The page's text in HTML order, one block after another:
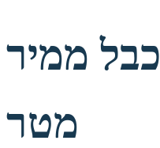
כבל ממיר HDMI ל-VGA + אודיו אורך 1.8
מטר